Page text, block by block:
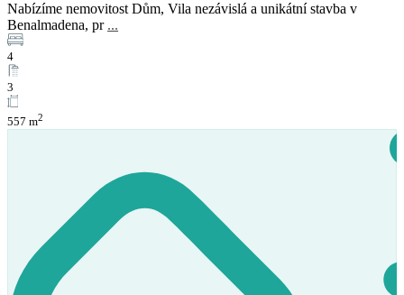
Nabízíme nemovitost Dům, Vila nezávislá a unikátní stavba v
Benalmadena, pr ...
4
3
557 m2